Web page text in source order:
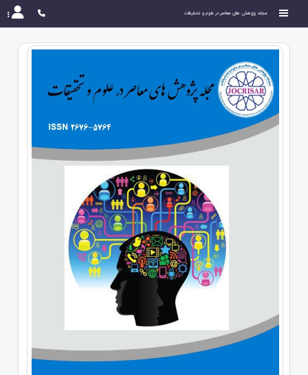
مجله پژوهش های معاصر در علوم و تحقیقات